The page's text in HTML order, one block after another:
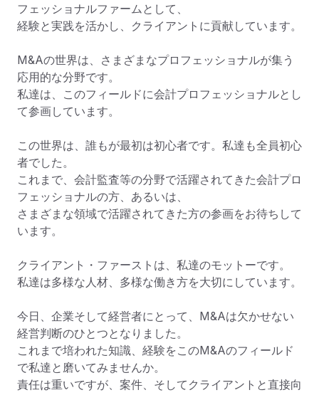
フェッショナルファームとして、
経験と実践を活かし、クライアントに貢献しています。
M&Aの世界は、さまざまなプロフェッショナルが集う
応用的な分野です。
私達は、このフィールドに会計プロフェッショナルとし
て参画しています。
この世界は、誰もが最初は初心者です。私達も全員初心
者でした。
これまで、会計監査等の分野で活躍されてきた会計プロ
フェッショナルの方、あるいは、
さまざまな領域で活躍されてきた方の参画をお待ちして
います。
クライアント・ファーストは、私達のモットーです。
私達は多様な人材、多様な働き方を大切にしています。
今日、企業そして経営者にとって、M&Aは欠かせない
経営判断のひとつとなりました。
これまで培われた知識、経験をこのM&Aのフィールド
で私達と磨いてみませんか。
責任は重いですが、案件、そしてクライアントと直接向